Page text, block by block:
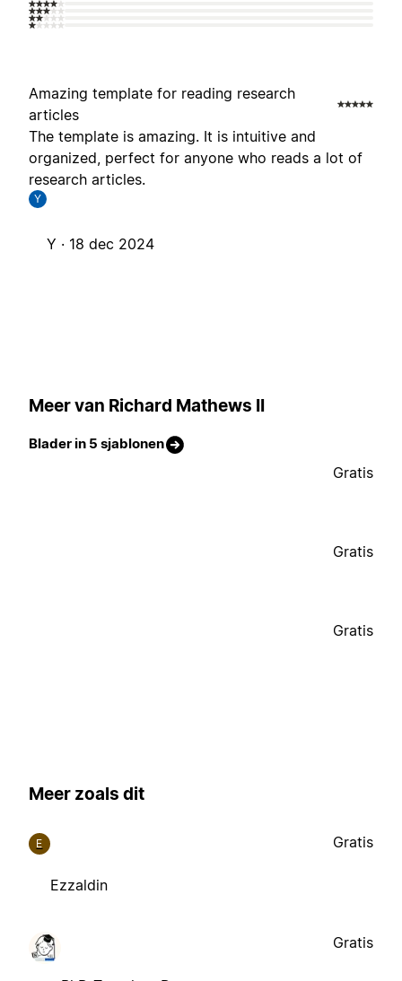
Amazing template for reading research
articles
The template is amazing. It is intuitive and
organized, perfect for anyone who reads a lot of
research articles.
Y
Y · 18 dec 2024
Meer van Richard Mathews II
Blader in 5 sjablonen
Gratis
Gratis
Gratis
Meer zoals dit
E
Ezzaldin
Gratis
Gratis